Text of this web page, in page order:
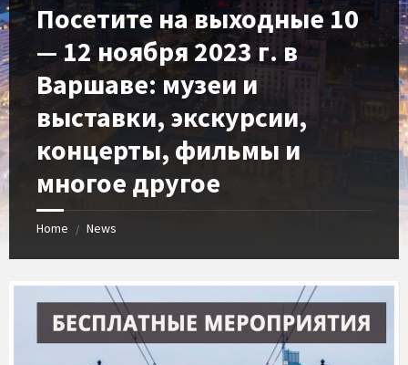
Посетите на выходные 10
— 12 ноября 2023 г. в
Варшаве: музеи и
выставки, экскурсии,
концерты, фильмы и
многое другое
Home / News